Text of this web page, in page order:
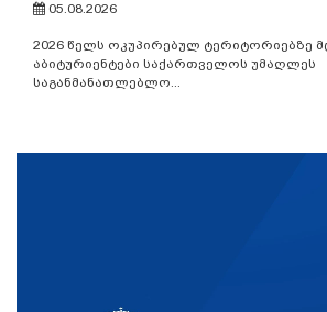
05.08.2026
2026 წელს ოკუპირებულ ტერიტორიებზე
აბიტურიენტები საქართველოს უმაღლეს
საგანმანათლებლო...